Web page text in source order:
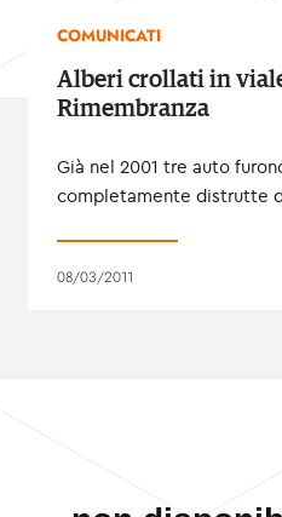
COMUNICATI
Alberi crollati in
Rimembranza
Già nel 2001 tre auto
completamente distrutte
08/03/2011